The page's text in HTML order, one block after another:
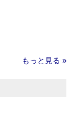
もっと見る »